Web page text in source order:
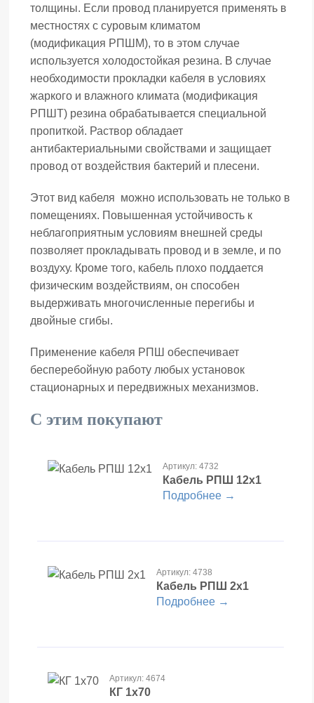
толщины. Если провод планируется применять в
местностях с суровым климатом
(модификация РПШМ), то в этом случае
используется холодостойкая резина. В случае
необходимости прокладки кабеля в условиях
жаркого и влажного климата (модификация
РПШТ) резина обрабатывается специальной
пропиткой. Раствор обладает
антибактериальными свойствами и защищает
провод от воздействия бактерий и плесени.
Этот вид кабеля можно использовать не только в
помещениях. Повышенная устойчивость к
неблагоприятным условиям внешней среды
позволяет прокладывать провод и в земле, и по
воздуху. Кроме того, кабель плохо поддается
физическим воздействиям, он способен
выдерживать многочисленные перегибы и
двойные сгибы.
Применение кабеля РПШ обеспечивает
бесперебойную работу любых установок
стационарных и передвижных механизмов.
С этим покупают
Артикул: 4732
Кабель РПШ 12х1
Подробнее →
Артикул: 4738
Кабель РПШ 2х1
Подробнее →
Артикул: 4674
КГ 1х70